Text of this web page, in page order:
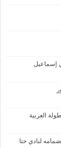
إسماعيل
لنادي حتا